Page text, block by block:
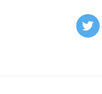
A Day in London